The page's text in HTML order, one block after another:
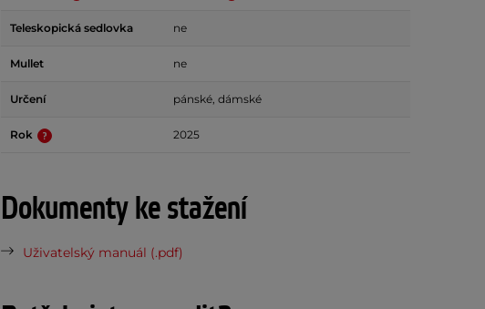
Teleskopická sedlovka ne
Mullet ne
Určení pánské, dámské
Rok 2025
Dokumenty ke stažení
Uživatelský manuál (.pdf)